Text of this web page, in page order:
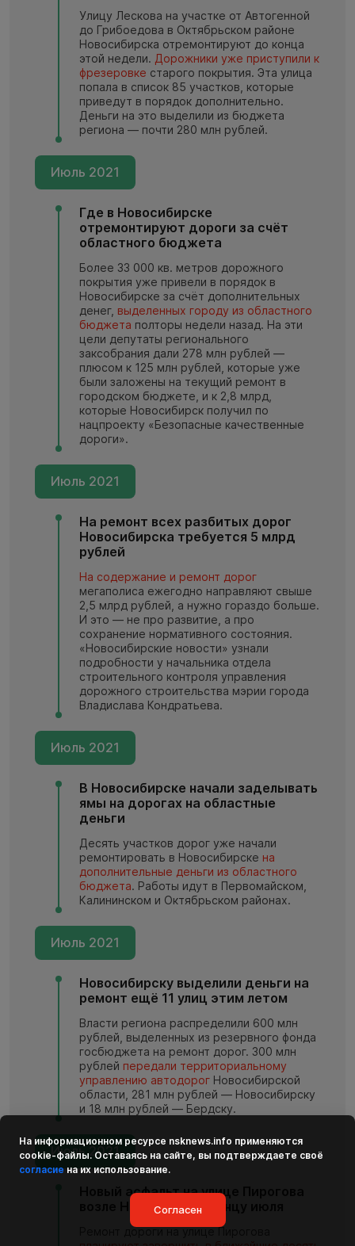
Улицу Лескова на участке от Автогенной
до Грибоедова в Октябрьском районе
Новосибирска отремонтируют до конца
этой недели. Дорожники уже приступили к
фрезеровке старого покрытия. Эта улица
попала в список 85 участков, которые
приведут в порядок дополнительно.
Деньги на это выделили из бюджета
региона — почти 280 млн рублей.
Июль 2021
Где в Новосибирске
отремонтируют дороги за счёт
областного бюджета
Более 33 000 кв. метров дорожного
покрытия уже привели в порядок в
Новосибирске за счёт дополнительных
денег, выделенных городу из областного
бюджета полторы недели назад. На эти
цели депутаты регионального
заксобрания дали 278 млн рублей —
плюсом к 125 млн рублей, которые уже
были заложены на текущий ремонт в
городском бюджете, и к 2,8 млрд,
которые Новосибирск получил по
нацпроекту «Безопасные качественные
дороги».
Июль 2021
На ремонт всех разбитых дорог
Новосибирска требуется 5 млрд
рублей
На содержание и ремонт дорог
мегаполиса ежегодно направляют свыше
2,5 млрд рублей, а нужно гораздо больше.
И это — не про развитие, а про
сохранение нормативного состояния.
«Новосибирские новости» узнали
подробности у начальника отдела
строительного контроля управления
дорожного строительства мэрии города
Владислава Кондратьева.
Июль 2021
В Новосибирске начали заделывать
ямы на дорогах на областные
деньги
Десять участков дорог уже начали
ремонтировать в Новосибирске на
дополнительные деньги из областного
бюджета. Работы идут в Первомайском,
Калининском и Октябрьском районах.
Июль 2021
Новосибирску выделили деньги на
ремонт ещё 11 улиц этим летом
Власти региона распределили 600 млн
рублей, выделенных из резервного фонда
госбюджета на ремонт дорог. 300 млн
рублей передали территориальному
управлению автодорог Новосибирской
области, 281 млн рублей — Новосибирску
и 18 млн рублей — Бердску.
Июль 2021
Новый асфальт на улице Пирогова
возле НГУ уложат к концу июля
Ремонт дороги на улице Пирогова
На информационном ресурсе nsknews.info применяются
cookie-файлы. Оставаясь на сайте, вы подтверждаете своё
согласие на их использование.
Согласен